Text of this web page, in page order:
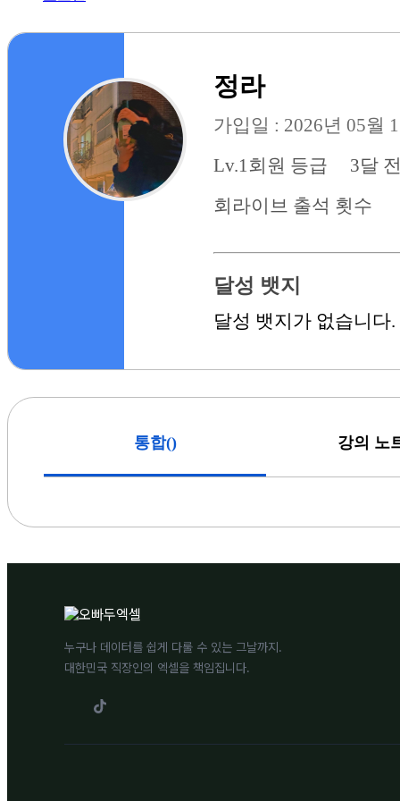
정라
가입일 : 2026년 05월
Lv.1 회원 등급
3달
회 라이브 출석 횟수
달성 뱃지
달성 뱃지가 없습니다.
통합() 강의 노
누구나 데이터를 쉽게 다룰 수 있는 그날까지.
대한민국 직장인의 엑셀을 책임집니다.